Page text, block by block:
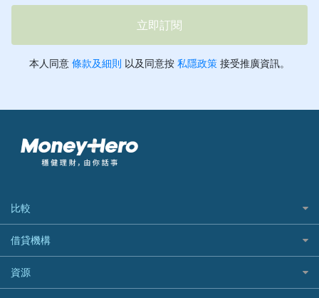
比較
私人貸款比較
稅季/稅務貸款
網上貸款
借貸機構
BEA 東亞銀行
BOC 中國銀行
資源